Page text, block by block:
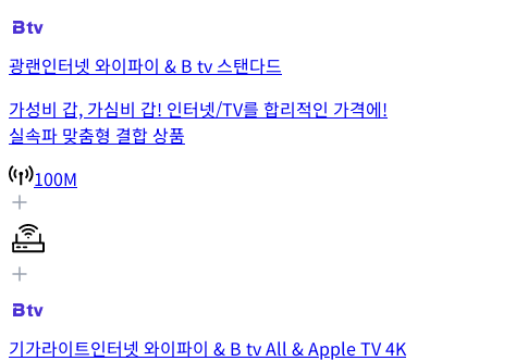
광랜인터넷 와이파이 & B tv 스탠다드
가성비 갑, 가심비 갑! 인터넷/TV를 합리적인 가격에!
실속파 맞춤형 결합 상품
100M
기가라이트인터넷 와이파이 & B tv All & Apple TV 4K